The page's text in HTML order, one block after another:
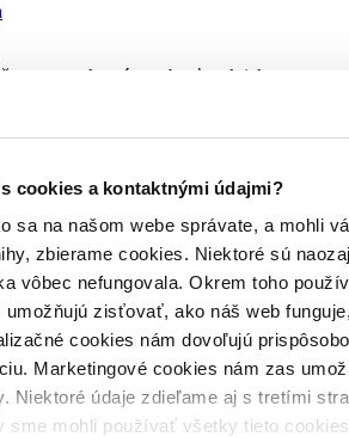
cookies a kontaktnými údajmi?
sa na našom webe správate, a mohli
zbierame cookies. Niektoré sú
vôbec nefungovala. Okrem toho
zisťovať, ako náš web
cookies nám dovoľujú
Marketingové cookies nám zas
Niektoré údaje zdieľame aj s tretími
sme mohli používať všetky tieto
na cestu ku vám vybrať prakticky
objednáte do 13:00 v pracovný deň,